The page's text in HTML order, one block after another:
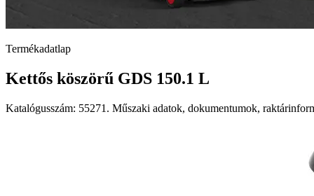
Termékadatlap
Kettős köszörű GDS 150.1 L
Katalógusszám: 55271. Műszaki adatok, dokumentumok,